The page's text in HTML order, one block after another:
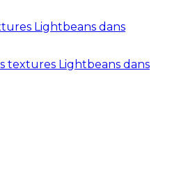
Lightbeans dans
textures Lightbeans dans